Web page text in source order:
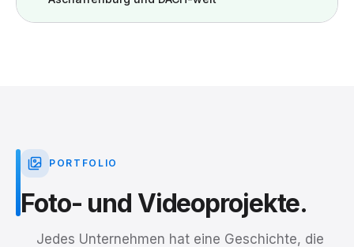
PORTFOLIO
Foto- und Videoprojekte.
Jedes Unternehmen hat eine Geschichte, die